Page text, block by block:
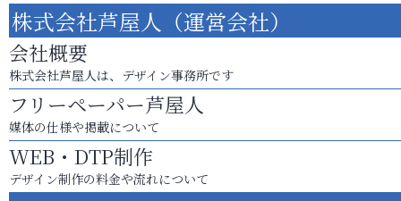
株式会社芦屋人（運営会社）
会社概要
株式会社芦屋人は、デザイン事務所です
フリーペーパー芦屋人
媒体の仕様や掲載について
WEB・DTP制作
デザイン制作の料金や流れについて